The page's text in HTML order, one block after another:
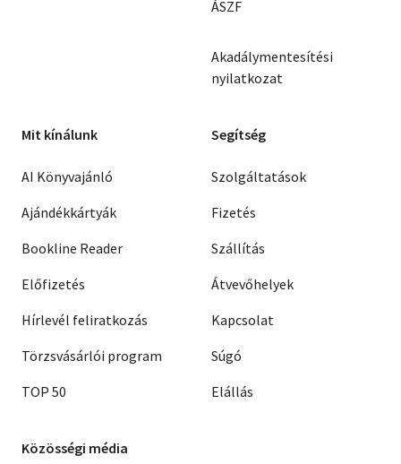
ÁSZF
Akadálymentesítési
nyilatkozat
Mit kínálunk
AI Könyvajánló
Ajándékkártyák
Bookline Reader
Előfizetés
Hírlevél feliratkozás
Törzsvásárlói program
TOP 50
Segítség
Szolgáltatások
Fizetés
Szállítás
Átvevőhelyek
Kapcsolat
Súgó
Elállás
Közösségi média